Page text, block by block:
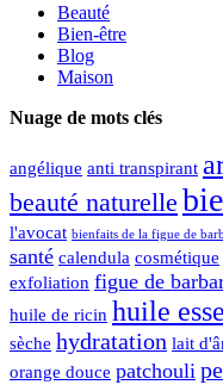
Beauté
Bien-être
Blog
Maison
Nuage de mots clés
angélique anti transpirant
beauté naturelle
l'avocat bienfaits de la figue de
santé calendula cosmétique
exfoliation figue de
huile de ricin huile
sèche hydratation lait
orange douce patchouli